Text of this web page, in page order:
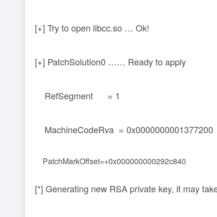
[+] Try to open libcc.so … Ok!
[+] PatchSolution0 …… Ready to apply
RefSegment = 1
MachineCodeRva = 0x0000000001377200
PatchMarkOffset=+0x000000000292c840
[*] Generating new RSA private key, it may